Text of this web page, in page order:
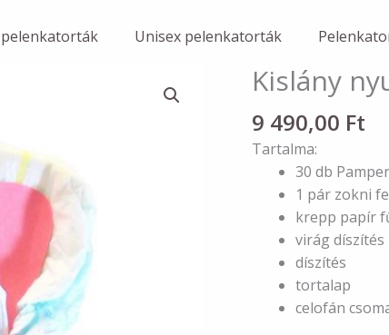
Unisex pelenkatorták
Kislány
9 490,00 Ft
Tartalma:
30 db
1 pár zokni
krepp papír
virág díszítés
díszítés
tortalap
celofán